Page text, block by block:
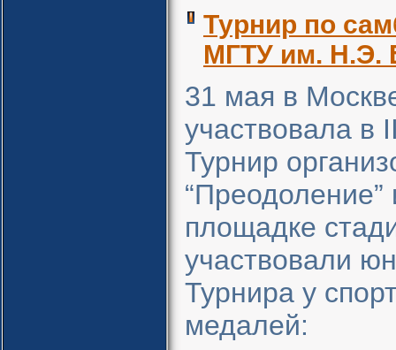
Турнир по
МГТУ им. Н.Э.
31 мая в
участвовала в
Турнир
площадке
участвовали
Турнира у
медалей: